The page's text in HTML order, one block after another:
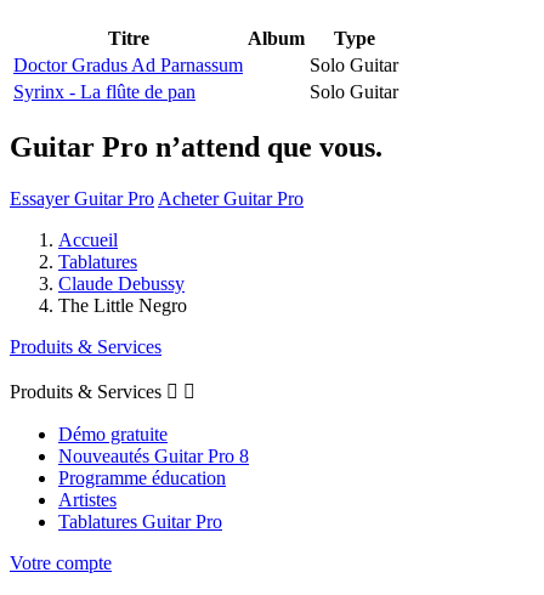
Titre Album
Type
Doctor Gradus Ad Parnassum
Solo Guitar
Syrinx - La flûte de pan
Solo Guitar
Guitar Pro n’attend que vous.
Essayer Guitar Pro Acheter Guitar Pro
Accueil
Tablatures
Claude Debussy
The Little Negro
Produits & Services
Produits & Services  
Démo gratuite
Nouveautés Guitar Pro 8
Programme éducation
Artistes
Tablatures Guitar Pro
Votre compte